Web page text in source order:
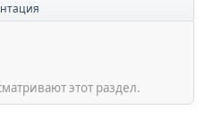
этот раздел.